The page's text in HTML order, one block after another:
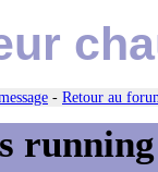
- Retour au
running